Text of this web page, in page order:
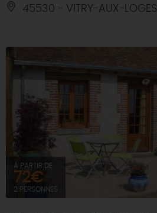
45530 - VITRY-AUX-LOGES
À PARTIR DE
72€
2 PERSONNES